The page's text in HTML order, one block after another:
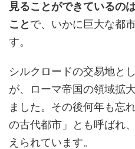
見ることができているの
ことで、いかに巨大な都
す。
シルクロードの交易地と
が、ローマ帝国の領域拡
ました。その後何年も忘
の古代都市」とも呼ばれ
えられています。